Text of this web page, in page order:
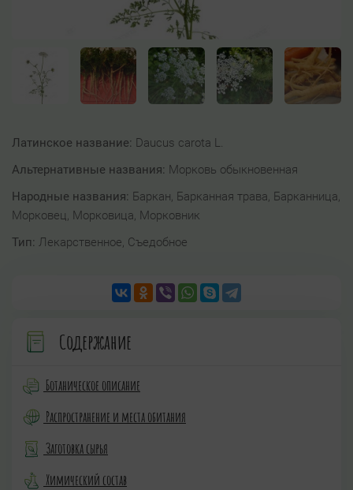
Латинское название: Daucus carota L.
Альтернативные названия: Морковь обыкновенная
Народные названия: Баркан, Барканная трава, Барканница,
Морковец, Морковица, Морковник
Тип: Лекарственное, Съедобное
Содержание
Ботаническое описание
Распространение и места обитания
Заготовка сырья
Химический состав